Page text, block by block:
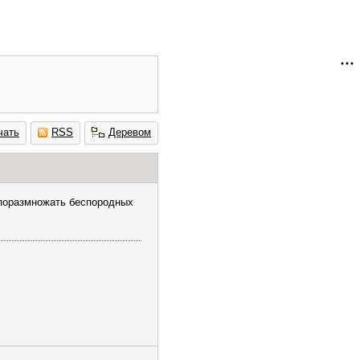
RSS Деревом
беспородных